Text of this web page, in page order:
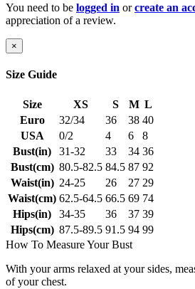
You need to be logged in orcreate an
appreciation of a review.
×
Size Guide
Size XS S M L
Euro
32/34 36 38 40
USA
0/2 4 6
8
Bust(in)
31-32 33 34 36
Bust(cm) 80.5-82.5 84.5 87 92
Waist(in) 24-25 26 27 29
Waist(cm) 62.5-64.5 66.5 69 74
Hips(in)
34-35 36 37 39
Hips(cm) 87.5-89.5 91.5 94 99
How To Measure Your Bust
With your arms relaxed at your sides,
of your chest.